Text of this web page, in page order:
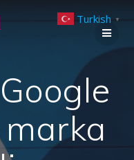
Google
Turkish ▼